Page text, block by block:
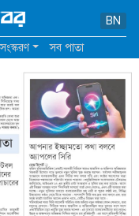
BN
সব পাতা